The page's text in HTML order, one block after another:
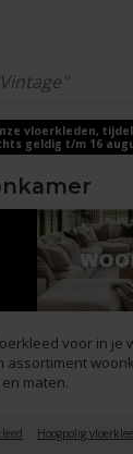
vloerkleden,
geldig t/m 16
voor in je
assortiment
maten.
Hoogpolig